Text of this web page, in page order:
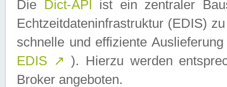
Die Dict-API ist ein zentraler
Echtzeitdateninfrastruktur (EDIS)
schnelle und effiziente
EDIS ↗ ). Hierzu werden
Broker angeboten.